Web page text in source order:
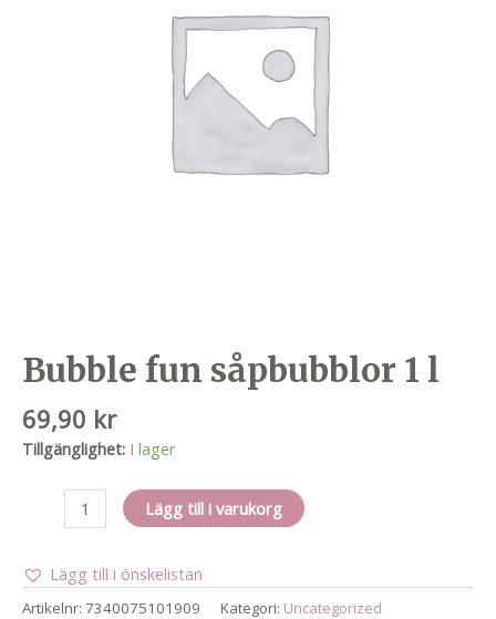
Bubble fun såpbubblor 1 l
69,90 kr
Tillgänglighet: I lager
1
l
Lägg till i varukorg
Lägg till i önskelistan
Artikelnr: 7340075101909 Kategori: Uncategorized